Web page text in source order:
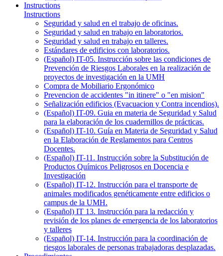
Instructions
Instructions
Seguridad y salud en el trabajo de oficinas.
Seguridad y salud en trabajo en laboratorios.
Seguridad y salud en trabajo en talleres.
Estándares de edificios con laboratorios.
(Español) IT-05. Instrucción sobre las condiciones de
Prevención de Riesgos Laborales en la realización de
proyectos de investigación en la UMH
Compra de Mobiliario Ergonómico
Prevencion de accidentes "in itinere" o "en mision"
Señalización edificios (Evacuacion y Contra incendios).
(Español) IT-09. Guia en materia de Seguridad y Salud
para la elaboración de los cuadernillos de prácticas.
(Español) IT-10. Guía en Materia de Seguridad y Salud
en la Elaboración de Reglamentos para Centros
Docentes.
(Español) IT-11. Instrucción sobre la Substitución de
Productos Químicos Peligrosos en Docencia e
Investigación
(Español) IT-12. Instrucción para el transporte de
animales modificados genéticamente entre edificios o
campus de la UMH.
(Español) IT 13. Instrucción para la redacción y
revisión de los planes de emergencia de los laboratorios
y talleres
(Español) IT-14. Instrucción para la coordinación de
riesgos laborales de personas trabajadoras desplazadas.